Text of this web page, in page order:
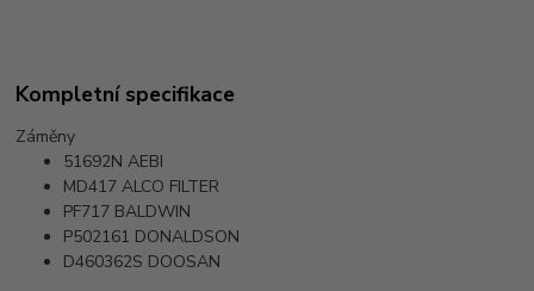
Kompletní specifikace
Záměny
51692N AEBI
MD417 ALCO FILTER
PF717 BALDWIN
P502161 DONALDSON
D460362S DOOSAN